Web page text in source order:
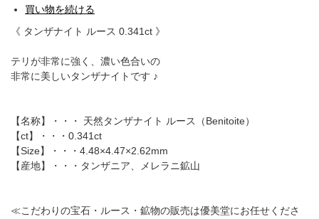
買い物を続ける
《 タンザナイト ルース 0.341ct 》
テリが非常に強く、濃い色合いの
非常に美しいタンザナイトです ♪
【名称】・・・ 天然タンザナイト ルース（Benitoite）
【ct】・・・0.341ct
【Size】・・・4.48×4.47×2.62mm
【産地】・・・タンザニア、メレラニ鉱山
≪こだわりの宝石・ルース・鉱物の販売は優美堂にお任せくださ